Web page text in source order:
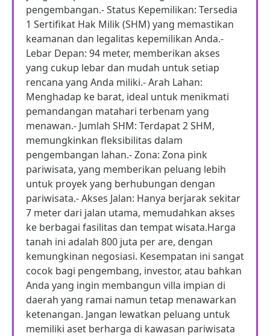
pengembangan.- Status Kepemilikan: Tersedia
1 Sertifikat Hak Milik (SHM) yang memastikan
keamanan dan legalitas kepemilikan Anda.-
Lebar Depan: 94 meter, memberikan akses
yang cukup lebar dan mudah untuk setiap
rencana yang Anda miliki.- Arah Lahan:
Menghadap ke barat, ideal untuk menikmati
pemandangan matahari terbenam yang
menawan.- Jumlah SHM: Terdapat 2 SHM,
memungkinkan fleksibilitas dalam
pengembangan lahan.- Zona: Zona pink
pariwisata, yang memberikan peluang lebih
untuk proyek yang berhubungan dengan
pariwisata.- Akses Jalan: Hanya berjarak sekitar
7 meter dari jalan utama, memudahkan akses
ke berbagai fasilitas dan tempat wisata.Harga
tanah ini adalah 800 juta per are, dengan
kemungkinan negosiasi. Kesempatan ini sangat
cocok bagi pengembang, investor, atau bahkan
Anda yang ingin membangun villa impian di
daerah yang ramai namun tetap menawarkan
ketenangan. Jangan lewatkan peluang untuk
memiliki aset berharga di kawasan pariwisata